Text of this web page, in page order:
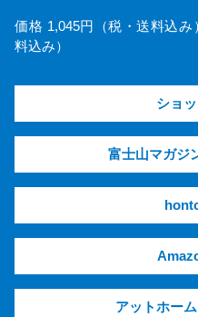
価格 1,045円（税・送料込
料込み）
ショ
富士山マガジ
アットホー